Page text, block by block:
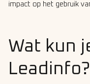
impact op het gebruik
Wat kun
Leadinfo?